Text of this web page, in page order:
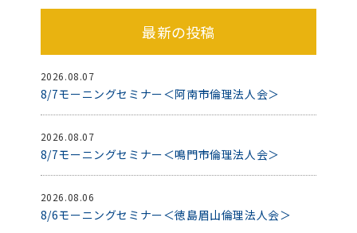
最新の投稿
2026.08.07
8/7モーニングセミナー＜阿南市倫理法人会＞
2026.08.07
8/7モーニングセミナー＜鳴門市倫理法人会＞
2026.08.06
8/6モーニングセミナー＜徳島眉山倫理法人会＞